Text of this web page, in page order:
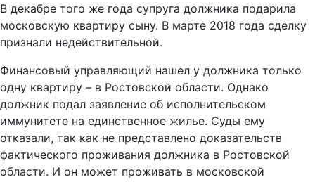
В декабре того же года супруга должника подарила
московскую квартиру сыну. В марте 2018 года сделку
признали недействительной.
Финансовый управляющий нашел у должника только
одну квартиру – в Ростовской области. Однако
должник подал заявление об исполнительском
иммунитете на единственное жилье. Суды ему
отказали, так как не представлено доказательств
фактического проживания должника в Ростовской
области. И он может проживать в московской